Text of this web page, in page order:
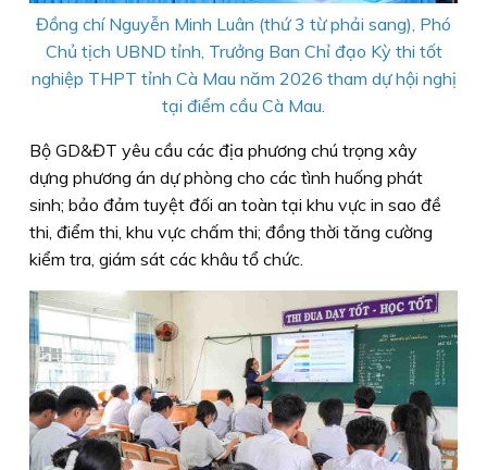
Đồng chí Nguyễn Minh Luân (thứ 3 từ phải sang), Phó
Chủ tịch UBND tỉnh, Trưởng Ban Chỉ đạo Kỳ thi tốt
nghiệp THPT tỉnh Cà Mau năm 2026 tham dự hội nghị
tại điểm cầu Cà Mau.
Bộ GD&ĐT yêu cầu các địa phương chú trọng xây
dựng phương án dự phòng cho các tình huống phát
sinh; bảo đảm tuyệt đối an toàn tại khu vực in sao đề
thi, điểm thi, khu vực chấm thi; đồng thời tăng cường
kiểm tra, giám sát các khâu tổ chức.